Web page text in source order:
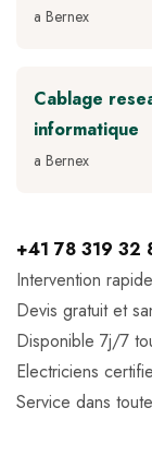
a Bernex
Cablage
informatique
a Bernex
+41 78 319 32
Intervention
Devis gratuit et
Disponible 7j/7
Electriciens
Service dans